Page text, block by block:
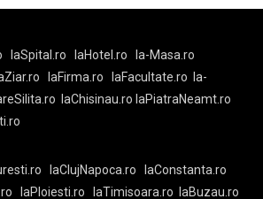
laSpital.ro laHotel.ro
la-Masa.ro
laFirma.ro laFacultate.ro
la-
laChisinau.ro laPiatraNeamt.ro
laClujNapoca.ro
laConstanta.ro
laPloiesti.ro laTimisoara.ro laBuzau.ro